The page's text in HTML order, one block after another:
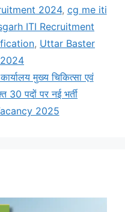
2024, cg me iti
ITI Recruitment
, Uttar Baster
मुख्य चिकित्सा एवं
30 पदों पर नई भर्ती
2025